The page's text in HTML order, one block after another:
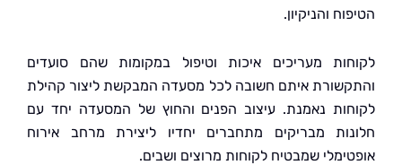
והניקיון.
מעריכים איכות וטיפול במקומות שהם סועדים
איתם חשובה לכל מסעדה המבקשת ליצור קהילת
נאמנת. עיצוב הפנים והחוץ של המסעדה יחד עם
מבריקים מתחברים יחדיו ליצירת מרחב אירוח
שמבטיח לקוחות מרוצים ושבים.